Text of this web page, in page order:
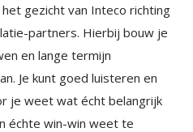
gezicht van Inteco richting
partners. Hierbij bouw je
en lange termijn
Je kunt goed luisteren en
je weet wat écht belangrijk
échte win-win weet te